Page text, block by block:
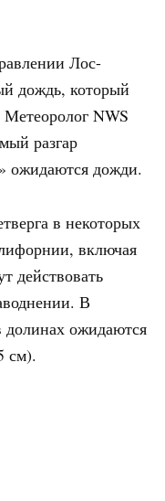
Лос-
дождь, который
NWS
разгар
ожидаются дожди.
в некоторых
включая
действовать
В
долинах ожидаются
см).